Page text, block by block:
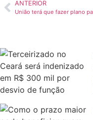
ANTERIOR